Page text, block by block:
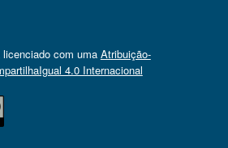
com uma Atribuição-
4.0 Internacional